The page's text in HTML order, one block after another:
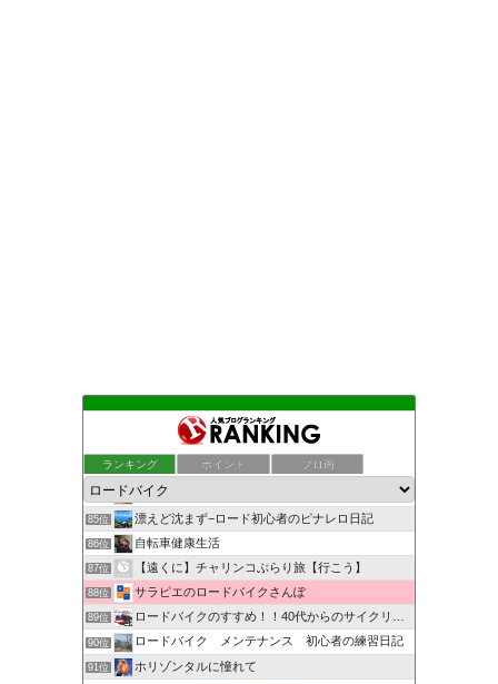
ランキング ポイント ブロ画
らんぱぱ の ロードレーサー日記
１本の轍(わだち)
83位 多趣味な週末の過ごし方
84位 ロードバイクでサーモン・ダンシング
85位 漂えど沈まず−ロード初心者のピナレロ日記
86位 自転車健康生活
87位 【遠くに】チャリンコぶらり旅【行こう】
88位 サラピエのロードバイクさんぽ
89位 ロードバイクのすすめ！！40代からのサイクリスト生活！
90位 ロードバイク メンテナンス 初心者の練習日記
91位 ホリゾンタルに憧れて